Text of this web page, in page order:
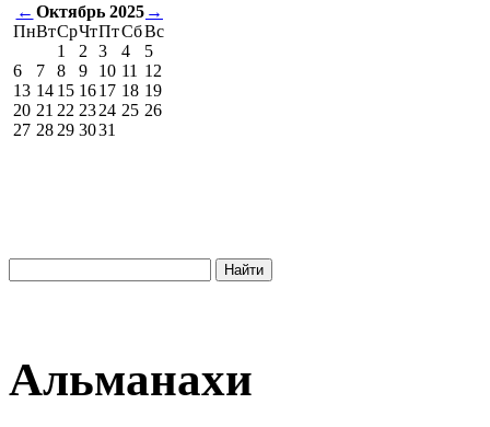
← Октябрь 2025 →
ПнВтСрЧтПтСбВс
1
2 3 4
5
6
7 8 9 10 11 12
13 14 15 1617 18 19
20 21 22 2324 25 26
27 28 29 3031
Альманахи